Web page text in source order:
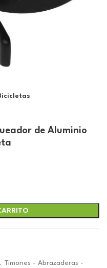
de Aluminio
, Timones - Abrazaderas -